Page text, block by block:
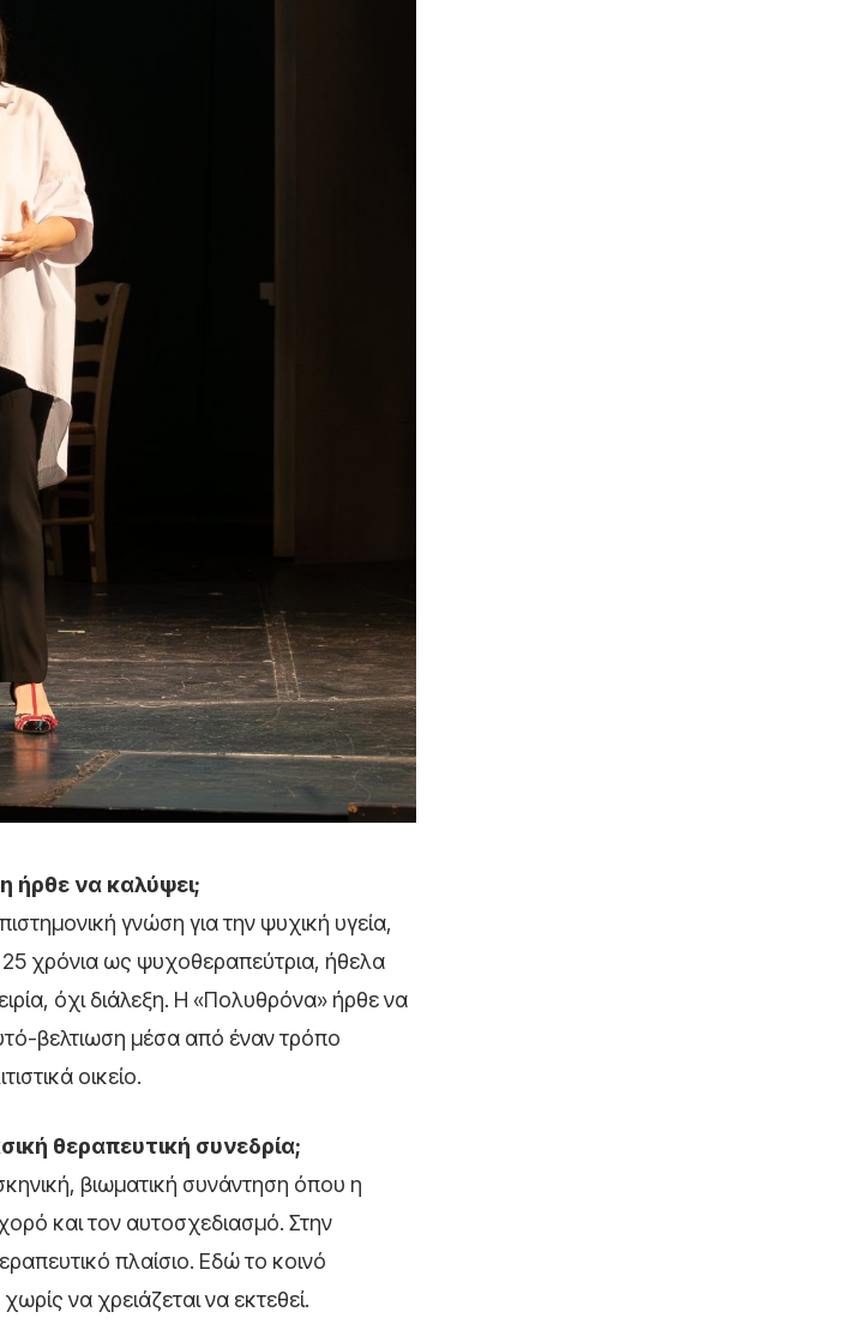
ήρθε να καλύψει;
γνώση για την ψυχική υγεία,
χρόνια ως ψυχοθεραπεύτρια, ήθελα
όχι διάλεξη. Η «Πολυθρόνα» ήρθε να
βελτιωση μέσα από έναν τρόπο
οικείο.
θεραπευτική συνεδρία;
βιωματική συνάντηση όπου η
και τον αυτοσχεδιασμό. Στην
πλαίσιο. Εδώ το κοινό
να χρειάζεται να εκτεθεί.